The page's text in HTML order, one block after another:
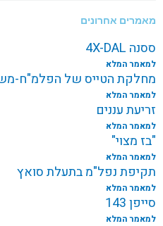
מאמרים אחרונים
ססנה 4X-DAL
למאמר המלא
מחלקת הטייס של הפלמ"ח-
למאמר המלא
זריעת עננים
למאמר המלא
"בז מצוי"
למאמר המלא
תקיפת נפל"מ בתעלת סואץ
למאמר המלא
סייפן 143
למאמר המלא